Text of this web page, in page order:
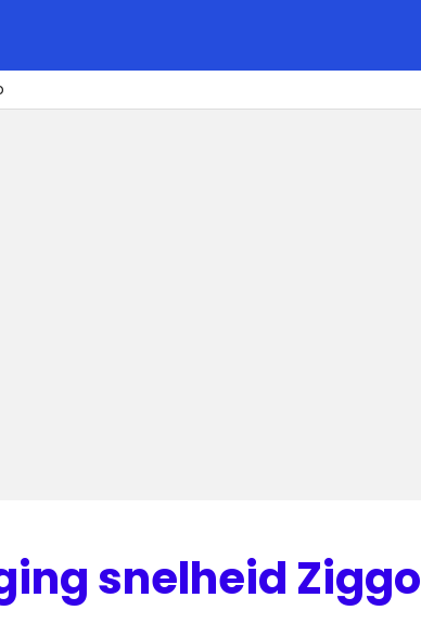
snelheid Ziggo